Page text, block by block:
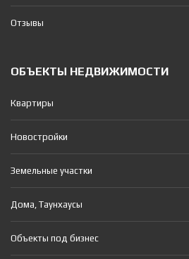
Отзывы
ОБЪЕКТЫ НЕДВИЖИМОСТИ
Квартиры
Новостройки
Земельные участки
Дома, Таунхаусы
Объекты под бизнес